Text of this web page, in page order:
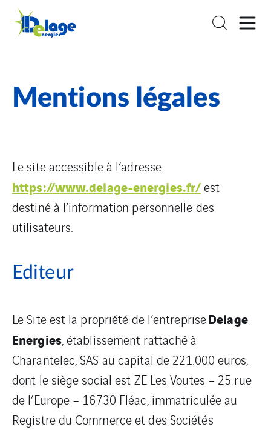
Mentions légales
Le site accessible à l’adresse
https://www.delage-energies.fr/est
destiné à l’information personnelle des
utilisateurs.
Editeur
Le Site est la propriété de l’entrepriseDelage
Energies, établissement rattaché à
Charantelec, SAS au capital de 221.000 euros,
dont le siège social est ZE Les Voutes – 25 rue
de l’Europe – 16730 Fléac, immatriculée au
Registre du Commerce et des Sociétés